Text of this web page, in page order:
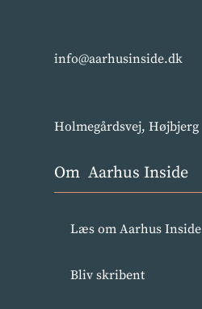
info@aarhusinside.dk
Holmegårdsvej, Højbjerg
Om Aarhus Inside
Læs om Aarhus Inside
Bliv skribent